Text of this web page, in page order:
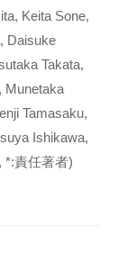
Keita Sone,
Daisuke
Takata,
Munetaka
Tamasaku,
Ishikawa,
*:責任著者)